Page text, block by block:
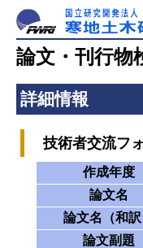
論文・刊行物
詳細情報
技術者交流フ
作成年度
論文名
論文名（和訳
論文副題